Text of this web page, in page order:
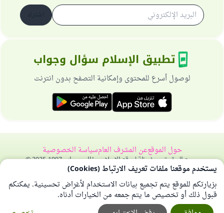
تطبيق الإسلام سؤال وجواب
لوصول أسرع للمحتوى وإمكانية التصفح بدون انترنت
حول الموقععن المشرف العامسياسة الخصوصية
جميع الحقوق محفوظة لموقع الإسلام سؤال وجواب 1997-2025 ©
يستخدم موقعنا ملفات تعريف الارتباط (Cookies)
بزيارتكم للموقع يتم تجميع بيانات الاستخدام لأغراض تحسينية. يمكنكم
قبول ذلك أو تخصيص ما يتم جمعه من الخيارات أدناه.